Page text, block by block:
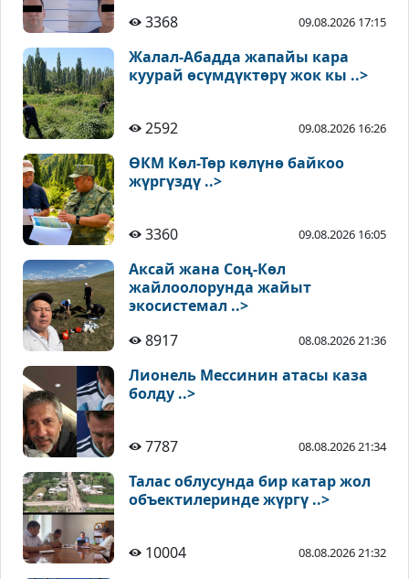
3368 09.08.2026 17:15
Жалал-Абадда жапайы кара
куурай өсүмдүктөрү жок кы ..>
2592 09.08.2026 16:26
ӨКМ Көл-Төр көлүнө байкоо
жүргүздү ..>
3360 09.08.2026 16:05
Аксай жана Соң-Көл
жайлоолорунда жайыт
экосистемал ..>
8917
08.08.2026 21:36
Лионель Мессинин атасы каза
болду ..>
7787 08.08.2026 21:34
Талас облусунда бир катар жол
объектилеринде жүргү ..>
10004 08.08.2026 21:32